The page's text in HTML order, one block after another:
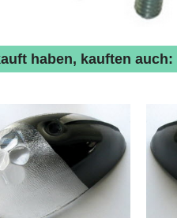
haben, kauften auch: